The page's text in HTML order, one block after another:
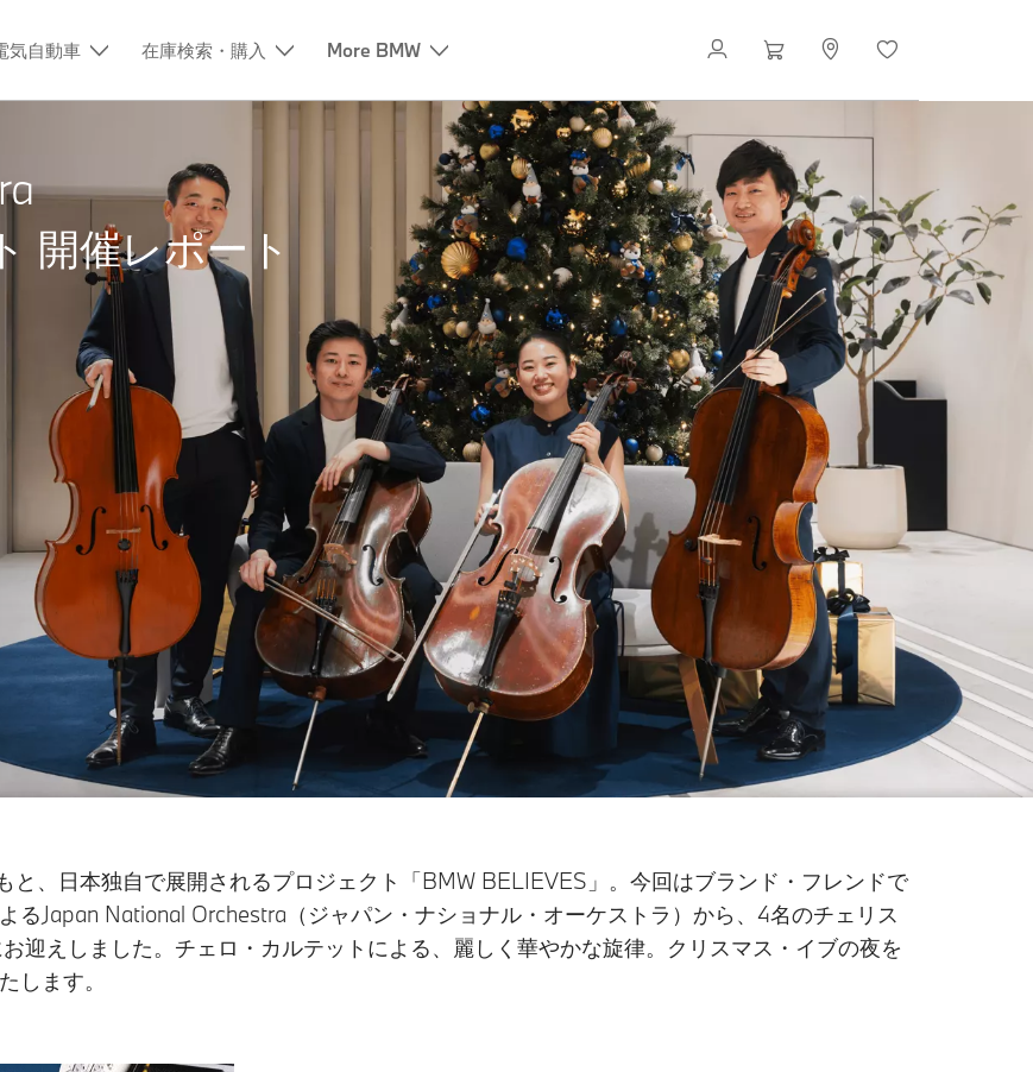
気自動車 在庫検索・購入 More BMW
開催レポート
と、日本独自で展開されるプロジェクト「BMW BELIEVES」。今回はブランド・フレンドで
るJapan National Orchestra（ジャパン・ナショナル・オーケストラ）から、4名のチェリス
迎えしました。チェロ・カルテットによる、麗しく華やかな旋律。クリスマス・イブの夜を
します。